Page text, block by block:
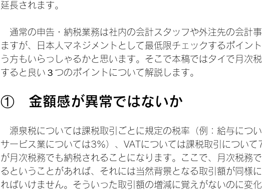
延長されます。
通常の申告・納税業務は社内の会計スタッフや外注先の会計
ますが、日本人マネジメントとして最低限チェックするポイン
う方もいらっしゃるかと思います。そこで本稿ではタイで月次
すると良い３つのポイントについて解説します。
①　金額感が異常ではないか
源泉税については課税取引ごとに規定の税率（例：給与につ
サービス業については3%）、VATについては課税取引につい
が月次税務でも納税されることになります。ここで、月次税務
るということがあれば、それには当然背景となる取引額が同様
ればいけません。そういった取引額の増減に覚えがないのに変